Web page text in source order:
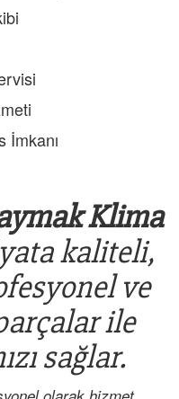
İmkanı
Klima
kaliteli,
ve
ile
sağlar.